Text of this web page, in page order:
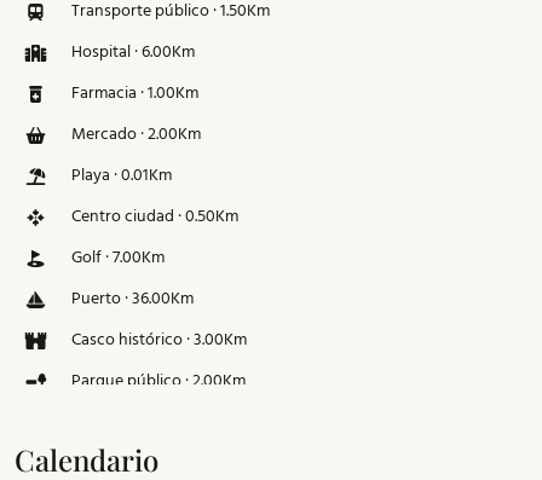
Transporte público · 1.50Km
Hospital · 6.00Km
Farmacia · 1.00Km
Mercado · 2.00Km
Playa · 0.01Km
Centro ciudad · 0.50Km
Golf · 7.00Km
Puerto · 36.00Km
Casco histórico · 3.00Km
Parque público · 2.00Km
Calendario